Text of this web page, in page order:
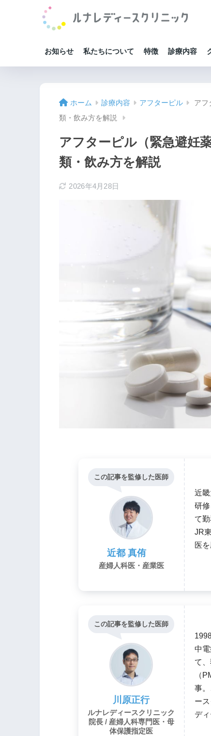
お知らせ 私たちについて 特徴 診療内容
ホーム 診療内容 アフターピル
アフ
類・飲み方を解説
アフターピル（緊急避妊
類・飲み方を解説
2026年4月28日
この記事を監修した医師
近都 真侑
産婦人科医・産業医
近
研
て
JR
医を
この記事を監修した医師
川原正行
ルナレディースクリニック
院長 / 産婦人科専門医・母
体保護指定医
中
て
（
事
ー
デ